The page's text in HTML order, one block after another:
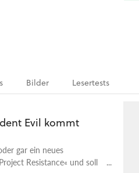
Bilder Lesertests
Evil kommt
gar ein neues
Resistance« und soll